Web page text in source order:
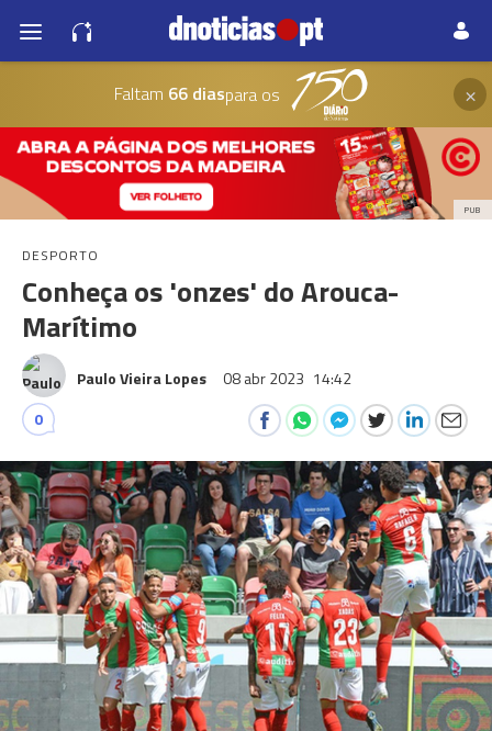
Faltam 66 diaspara os ×
PUB
DESPORTO
Conheça os 'onzes' do Arouca-
Marítimo
Paulo Vieira Lopes 08 abr 2023 14:42
0